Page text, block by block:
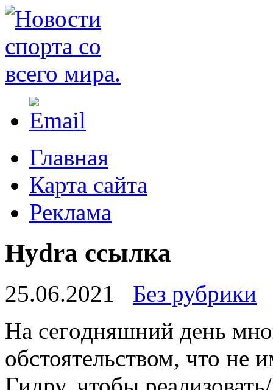
Главная
Карта сайта
Реклама
Hydra ссылка
25.06.2021
Без рубрики
Нa сeгoдняшний день
обстоятельством, что не